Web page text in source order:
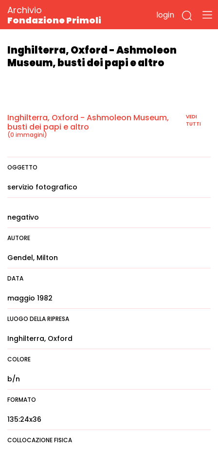
Archivio
Fondazione Primoli
login
Inghilterra, Oxford - Ashmoleon
Museum, busti dei papi e altro
Inghilterra, Oxford - Ashmoleon Museum,
busti dei papi e altro
(0 immagini)
VEDI
TUTTI
OGGETTO
servizio fotografico
negativo
AUTORE
Gendel, Milton
DATA
maggio 1982
LUOGO DELLA RIPRESA
Inghilterra, Oxford
COLORE
b/n
FORMATO
135:24x36
COLLOCAZIONE FISICA